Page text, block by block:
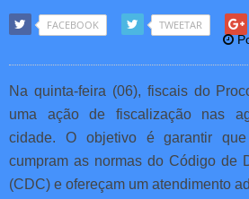
FACEBOOK TWEETAR
Na quinta-feira (06), fiscais do
uma ação de fiscalização nas
cidade. O objetivo é garantir que
cumpram as normas do Código de
(CDC) e ofereçam um atendimento